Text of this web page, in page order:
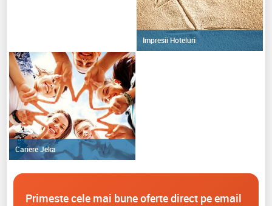
Impresii Hoteluri
Cariere Jeka
Primeste cele mai bune oferte direct pe email